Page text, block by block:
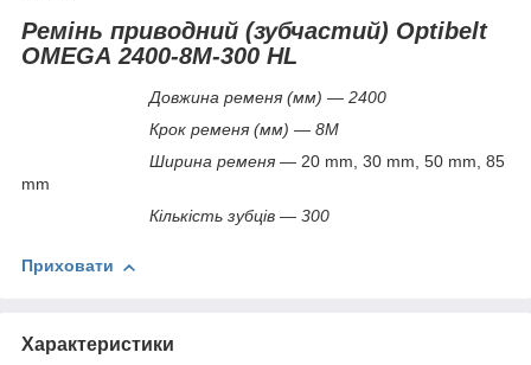
Ремінь приводний (зубчастий) Optibelt
OMEGA 2400-8M-300 HL
Довжина ременя (мм) — 2400
Крок ременя (мм) — 8М
Ширина ременя — 20 mm, 30 mm, 50 mm, 85
mm
Кількість зубців — 300
Приховати
Характеристики